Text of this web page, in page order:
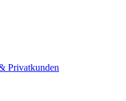
Privatkunden